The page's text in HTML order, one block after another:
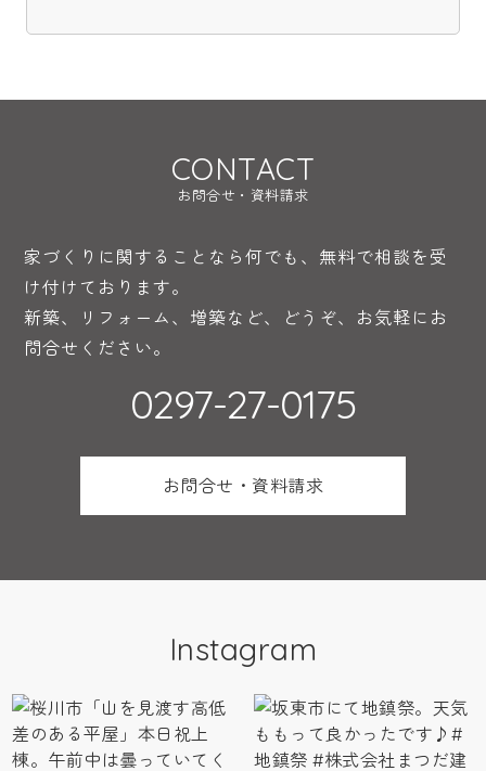
CONTACT
お問合せ・資料請求
家づくりに関することなら何でも、無料で相談を受
け付けております。
新築、リフォーム、増築など、どうぞ、お気軽にお
問合せください。
0297-27-0175
お問合せ・資料請求
Instagram